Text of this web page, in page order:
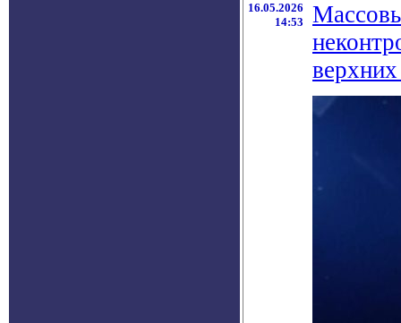
16.05.2026
14:53